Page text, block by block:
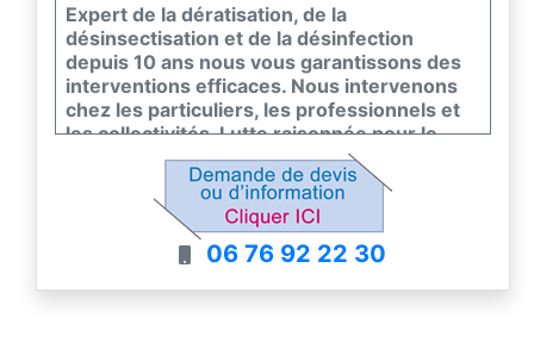
Expert de la dératisation, de la
désinsectisation et de la désinfection
depuis 10 ans nous vous garantissons des
interventions efficaces. Nous intervenons
chez les particuliers, les professionnels et
les collectivités. Lutte raisonnée pour le
respect de l’environnement.
Diagnostic gratuit, intervention rapide
06 76 92 22 30